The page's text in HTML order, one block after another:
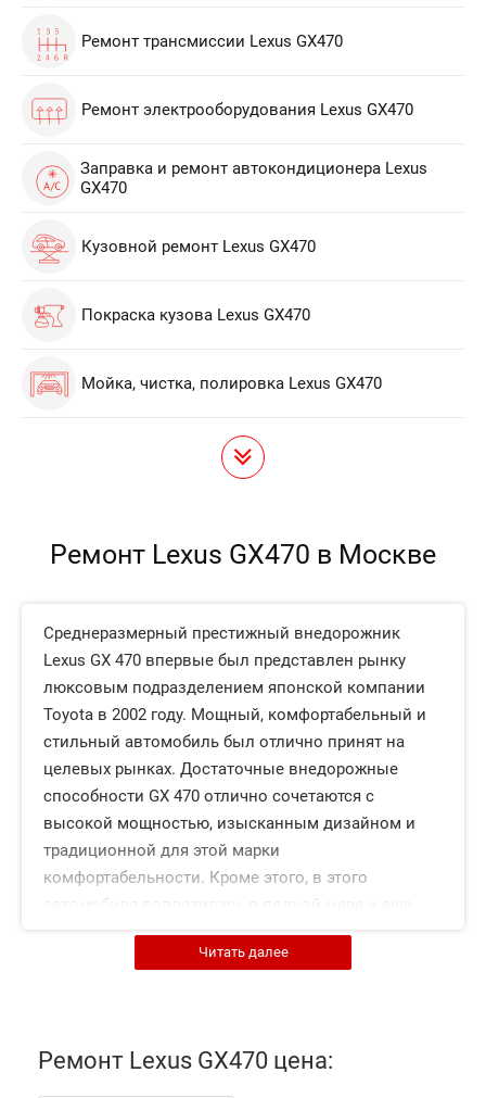
Ремонт трансмиссии Lexus GX470
Ремонт электрооборудования Lexus GX470
Заправка и ремонт автокондиционера Lexus
GX470
Кузовной ремонт Lexus GX470
Покраска кузова Lexus GX470
Мойка, чистка, полировка Lexus GX470
Ремонт Lexus GX470 в Москве
Среднеразмерный престижный внедорожник
Lexus GX 470 впервые был представлен рынку
люксовым подразделением японской компании
Toyota в 2002 году. Мощный, комфортабельный и
стильный автомобиль был отлично принят на
целевых рынках. Достаточные внедорожные
способности GX 470 отлично сочетаются с
высокой мощностью, изысканным дизайном и
традиционной для этой марки
комфортабельности. Кроме этого, в этого
автомобиля воплотилась в полной мере и еще
одна традиционная для Lexus черта – высокая
технологичность. Эта модель достаточно мало
рынке.
Читать далее
Ремонт Lexus GX470 цена: